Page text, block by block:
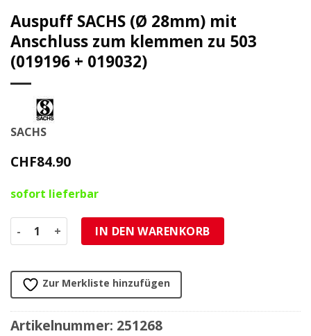
Auspuff SACHS (Ø 28mm) mit
Anschluss zum klemmen zu 503
(019196 + 019032)
SACHS
CHF84.90
sofort lieferbar
Auspuff SACHS (Ø 28mm) mit Anschluss zum klemmen zu
IN DEN WARENKORB
Zur Merkliste hinzufügen
Artikelnummer: 251268